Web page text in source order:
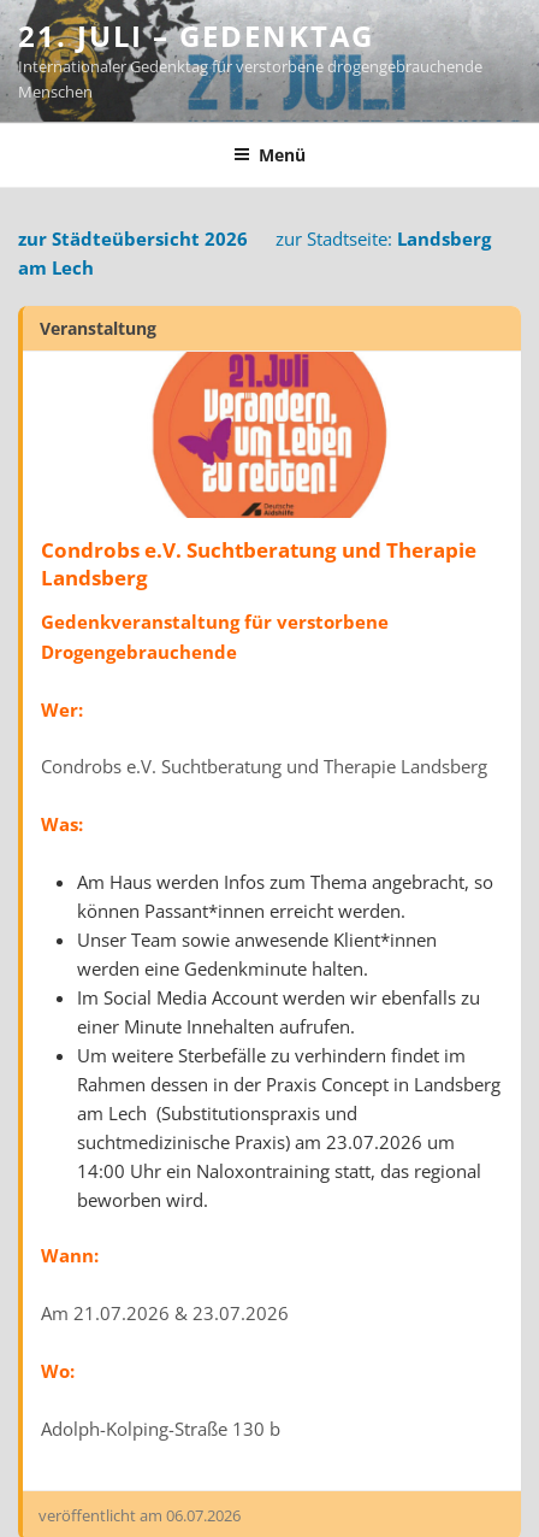
Zum
Inhalt
springen
21. JULI – GEDENKTAG
Internationaler Gedenktag für verstorbene drogengebrauchende
Menschen
Menü
zur Städteübersicht 2026 zur Stadtseite: Landsberg
am Lech
Veranstaltung
Condrobs e.V. Suchtberatung und Therapie
Landsberg
Gedenkveranstaltung für verstorbene
Drogengebrauchende
Wer:
Condrobs e.V. Suchtberatung und Therapie Landsberg
Was:
Am Haus werden Infos zum Thema angebracht, so
können Passant*innen erreicht werden.
Unser Team sowie anwesende Klient*innen
werden eine Gedenkminute halten.
Im Social Media Account werden wir ebenfalls zu
einer Minute Innehalten aufrufen.
Um weitere Sterbefälle zu verhindern findet im
Rahmen dessen in der Praxis Concept in Landsberg
am Lech (Substitutionspraxis und
suchtmedizinische Praxis) am 23.07.2026 um
14:00 Uhr ein Naloxontraining statt, das regional
beworben wird.
Wann:
Am 21.07.2026 & 23.07.2026
Wo:
Adolph-Kolping-Straße 130 b
veröffentlicht am 06.07.2026